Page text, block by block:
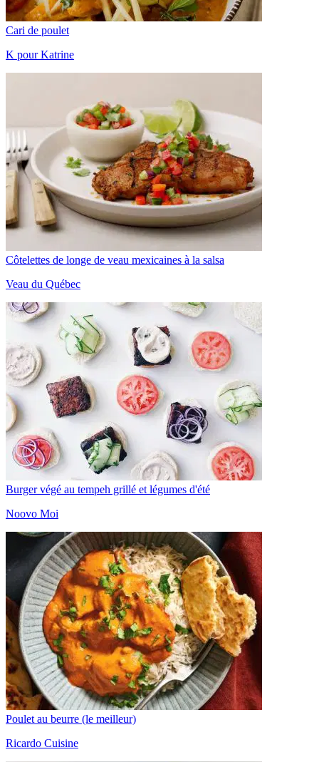
Cari de poulet
K pour Katrine
Côtelettes de longe de veau mexicaines à la salsa
Veau du Québec
Burger végé au tempeh grillé et légumes d'été
Noovo Moi
Poulet au beurre (le meilleur)
Ricardo Cuisine